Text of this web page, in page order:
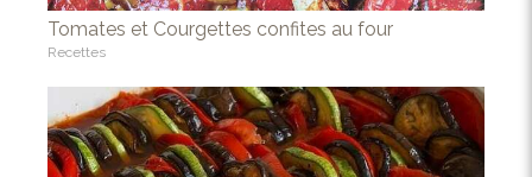
Tomates et Courgettes confites au four
Recettes